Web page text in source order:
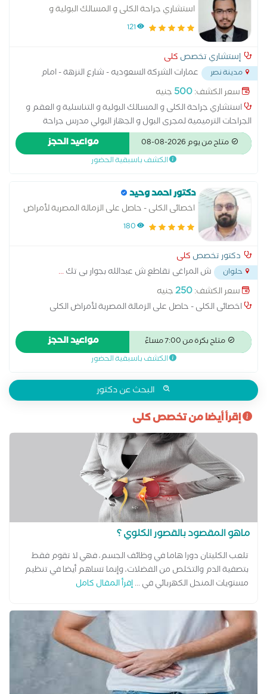
استشاري جراحة الكلى و المسالك البولية و
التناسلية و العقم و الجراحات الترميمية لمجرى
121
إستشاري تخصص كلى
مدينة نصر
عمارات الشركة السعوديه - شارع النزهة - امام
دار الدفاع الجوي...
سعر الكشف:500 جنيه
استشاري جراحة الكلى و المسالك البولية و التناسلية و العقم و
الجراحات الترميمية لمجرى البول و الجهاز البولي مدرس جراحة
المسالك البوليه و التناسلية بكلية الطب جامعة عين شمس دكتوراه
جراحة المسالك البولية والتناسلية
متاح من يوم 2026-08-08 مواعيد الحجز
الكشف باسبقية الحضور
دكتور احمد وحيد
اخصائى الكلى - حاصل على الزمالة المصرية لأمراض
الكلى
180
دكتور تخصص كلى
حلوان ش المراغى تقاطع ش عبدالله بجوار بى تك...
سعر الكشف:250جنيه
اخصائى الكلى - حاصل على الزمالة المصرية لأمراض الكلى
متاح بكرة من 7:00 مساءً مواعيد الحجز
الكشف باسبقية الحضور
البحث عن دكتور
إقرأ أيضا من تخصص كلى
ماهو المقصود بالقصور الكلوي ؟
تلعب الكليتان دورا هاما في وظائف الجسم، فهي لا تقوم فقط
بتصفية الدم والتخلص من الفضلات، وإنما تساهم أيضا في تنظيم
مستويات المنحل الكهربائي في ...إقرأ المقال كامل